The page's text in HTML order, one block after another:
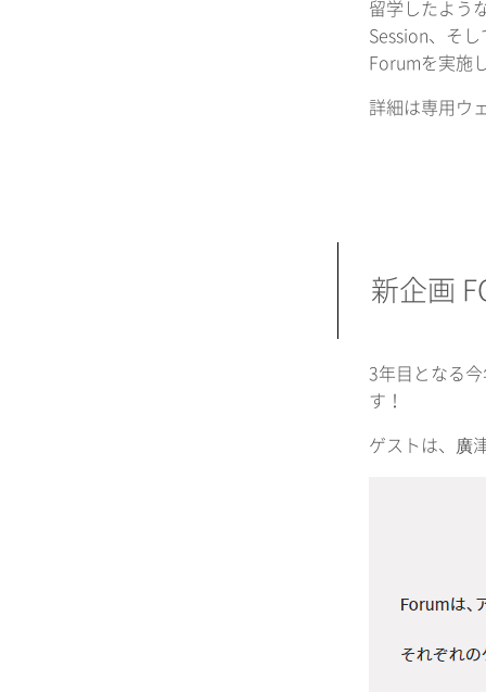
留学したよう
Session、そ
Forumを実施
詳細は専用ウ
新企画
3年目となる
す！
ゲストは、廣